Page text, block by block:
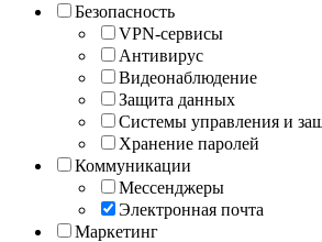
Безопасность
VPN-сервисы
Антивирус
Видеонаблюдение
Защита данных
Системы управления и
Хранение паролей
Коммуникации
Мессенджеры
Электронная почта
Маркетинг